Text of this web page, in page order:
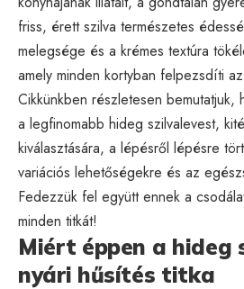
friss, érett szilva természetes
melegsége és a krémes textúra
amely minden kortyban felpezsdíti
Cikkünkben részletesen bemutatjuk,
a legfinomabb hideg szilvalevest,
kiválasztására, a lépésről lépésre
variációs lehetőségekre és az
Fedezzük fel együtt ennek a
minden titkát!
Miért éppen a hideg
nyári hűsítés titka